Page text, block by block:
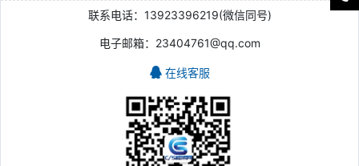
联系电话：13923396219(微信同号)
电子邮箱：23404761@qq.com
在线客服